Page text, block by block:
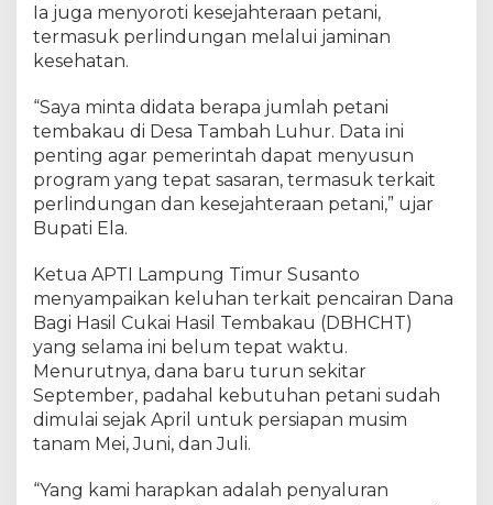
s
a
r
a
n
T
e
W
a
k
u
Ia juga menyoroti kesejahteraan petani,
termasuk perlindungan melalui jaminan
kesehatan.
“Saya minta didata berapa jumlah petani
tembakau di Desa Tambah Luhur. Data ini
penting agar pemerintah dapat menyusun
program yang tepat sasaran, termasuk terkait
perlindungan dan kesejahteraan petani,” ujar
Bupati Ela.
Ketua APTI Lampung Timur Susanto
menyampaikan keluhan terkait pencairan Dana
Bagi Hasil Cukai Hasil Tembakau (DBHCHT)
yang selama ini belum tepat waktu.
Menurutnya, dana baru turun sekitar
September, padahal kebutuhan petani sudah
dimulai sejak April untuk persiapan musim
tanam Mei, Juni, dan Juli.
“Yang kami harapkan adalah penyaluran